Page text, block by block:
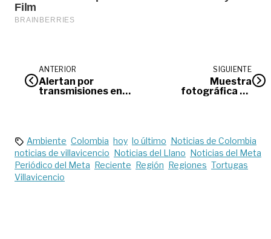
ANTERIOR
Alertan por
transmisiones en
SIGUIENTE
Muestra
fotográfica en
Ambiente Colombia hoy lo último Noticias de Colombia
noticias de villavicencio Noticias del Llano Noticias del Meta
Periódico del Meta Reciente Región Regiones Tortugas
Villavicencio